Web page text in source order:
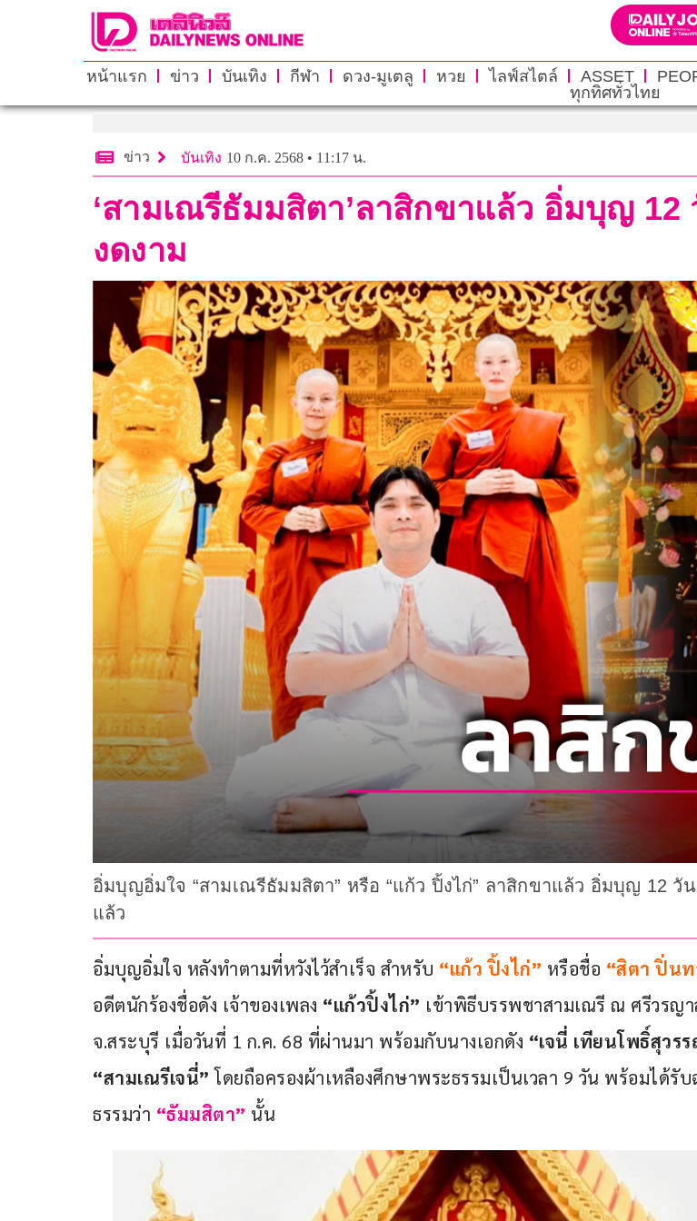
หน้าแรก ข่าว บันเทิง กีฬา ดวง-มูเตลู หวย ไลฟ์สไตล์ ASSET
ทุกทิศทั่วไทย
ข่าว บันเทิง 10 ก.ค. 2568 • 11:17 น.
‘สามเณรีธัมมสิตา’ลาสิกขาแล้ว อิ่มบุญ
งดงาม
อิ่มบุญอิ่มใจ “สามเณรีธัมมสิตา” หรือ “แก้ว ปิ้งไก่” ลาสิกขาแล้ว อิ่มบุญ 12 วั
แล้ว
อิ่มบุญอิ่มใจ หลังทำตามที่หวังไว้สำเร็จ สำหรับ “แก้ว ปิ้งไก่” หรือชื่อ “สิตา ปิ่นท
อดีตนักร้องชื่อดัง เจ้าของเพลง “แก้วปิ้งไก่” เข้าพิธีบรรพชาสามเณรี ณ ศรีวรญ
จ.สระบุรี เมื่อวันที่ 1 ก.ค. 68 ที่ผ่านมา พร้อมกับนางเอกดัง “เจนี่ เทียนโพธิ์สุวร
“สามเณรีเจนี่” โดยถือครองผ้าเหลืองศึกษาพระธรรมเป็นเวลา 9 วัน พร้อมได้รับ
ธรรมว่า “ธัมมสิตา” นั้น